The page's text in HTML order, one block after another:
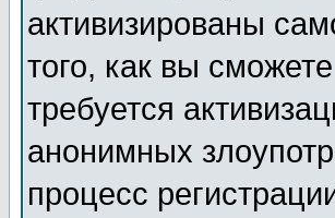
активизированы
того, как вы
требуется
анонимных
процесс